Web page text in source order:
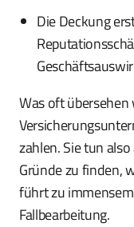
Die Deckung
Was oft übersehen
zahlen. Sie tun
Gründe zu finden,
führt zu
Fallbearbeitung.